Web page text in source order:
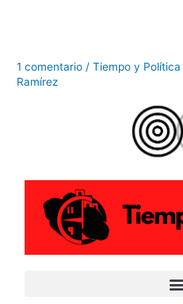
1 comentario /Tiempo y Política
Ramírez